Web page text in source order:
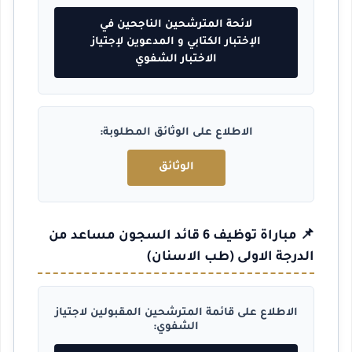
لائحة المترشحين الناجحين في
الإختبار الكتابي و المدعوين لإجتياز
الاختبار الشفوي
الاطلاع على الوثائق المطلوبة:
الوثائق
📌 مباراة توظيف 6 قائد السجون مساعد من
الدرجة الاولى (طب الاسنان)
الاطلاع على قائمة المترشحين المقبولين لاجتياز
الشفوي: